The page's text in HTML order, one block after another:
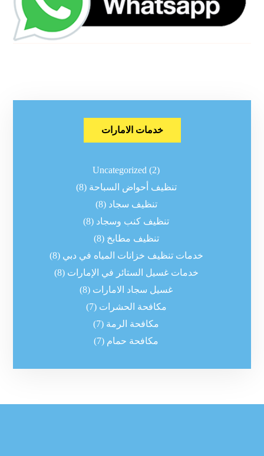
خدمات الامارات
Uncategorized (2)
تنظيف أحواض السباحة (8)
تنظيف سجاد (8)
تنظيف كنب وسجاد (8)
تنظيف مطابخ (8)
خدمات تنظيف خزانات المياه في دبي (8)
خدمات غسيل الستائر في الإمارات (8)
غسيل سجاد الامارات (8)
مكافحة الحشرات (7)
مكافحة الرمة (7)
مكافحة حمام (7)